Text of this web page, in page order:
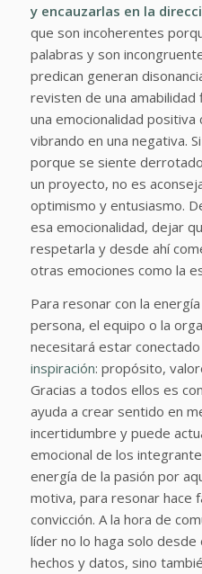
y encauzarlas en la
que son incoherentes
palabras y son
predican generan
revisten de una
una emocionalidad
vibrando en una negativa.
porque se siente
un proyecto, no es
optimismo y entusiasmo.
esa emocionalidad, dejar
respetarla y desde ahí
otras emociones como la
Para resonar con la
persona, el equipo o la
necesitará estar conectado
inspiración: propósito,
Gracias a todos ellos es
ayuda a crear sentido en
incertidumbre y puede
emocional de los
energía de la pasión por
motiva, para resonar hace
convicción. A la hora de
líder no lo haga solo desde
hechos y datos, sino